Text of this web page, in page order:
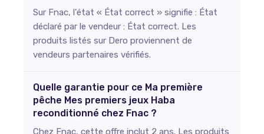
Sur Fnac, l'état « État correct » signifie : État
déclaré par le vendeur : État correct. Les
produits listés sur Dero proviennent de
vendeurs partenaires vérifiés.
Quelle garantie pour ce Ma première
pêche Mes premiers jeux Haba
reconditionné chez Fnac ?
Chez Fnac, cette offre inclut 2 ans. Les produits